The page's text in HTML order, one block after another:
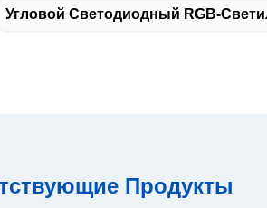
Угловой Светодиодный RGB-
Продукты